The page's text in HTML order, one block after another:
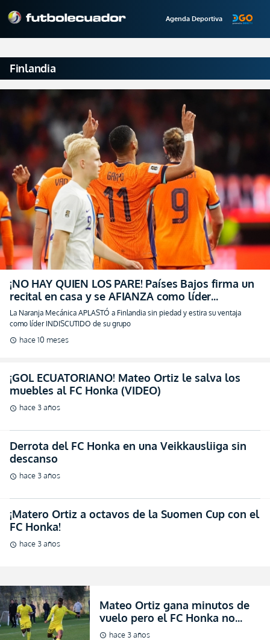
Agenda Deportiva
Finlandia
¡NO HAY QUIEN LOS PARE! Países Bajos firma un
recital en casa y se AFIANZA como líder
SOLITARIO (VIDEO)
La Naranja Mecánica APLASTÓ a Finlandia sin piedad y estira su ventaja
como líder INDISCUTIDO de su grupo
schedule hace 10 meses
¡GOL ECUATORIANO! Mateo Ortiz le salva los
muebles al FC Honka (VIDEO)
schedule hace 3 años
Derrota del FC Honka en una Veikkausliiga sin
descanso
schedule hace 3 años
¡Matero Ortiz a octavos de la Suomen Cup con el
FC Honka!
schedule hace 3 años
Mateo Ortiz gana minutos de
vuelo pero el FC Honka no
despega
schedule hace 3 años